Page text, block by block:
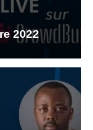
2022